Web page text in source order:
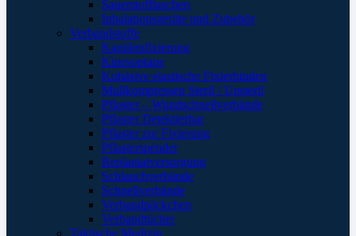
Sauerstofftaschen
Inhalationsgeräte und Zubehör
Verbandstoffe
Kanülenfixierung
Kinesoptape
Kohäsive elastische Fixierbinden
Mullkompressen Steril / Unsteril
Pflaster – Wundschnellverbände
Pflaster Detektierbar
Pflaster zur Fixierung
Pflasterspender
Replantatversorgung
Schlauchverbände
Schnellverbände
Verbandpäckchen
Verbandtücher
Taktische Medizin